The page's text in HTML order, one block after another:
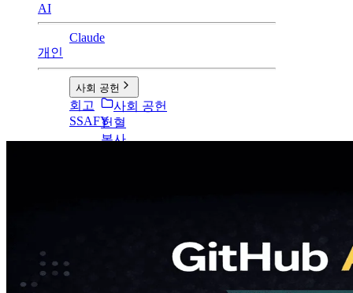
AI
Claude
개인
사회 공헌
사회 공헌
헌혈
봉사
회고
SSAFY